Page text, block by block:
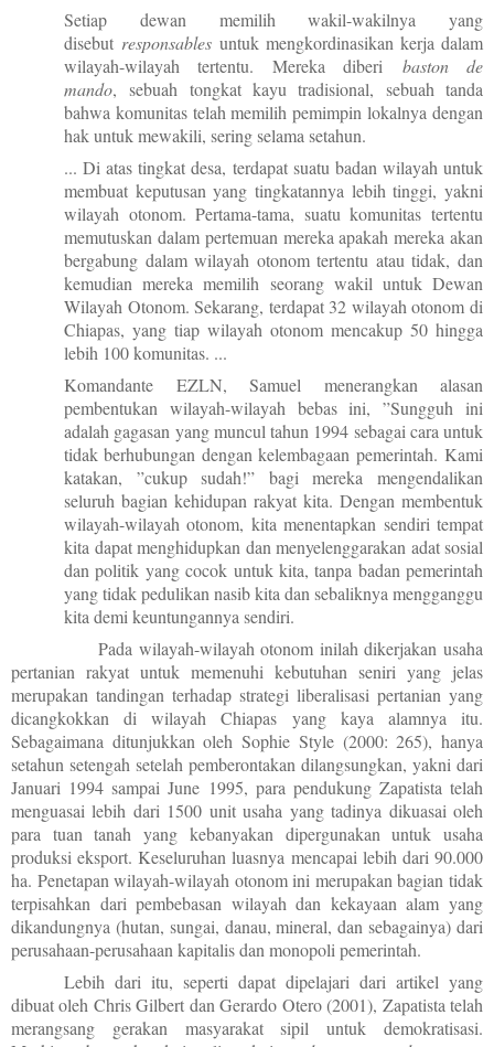
Setiap dewan memilih wakil-wakilnya yang
disebut responsables untuk mengkordinasikan kerja dalam
wilayah-wilayah tertentu. Mereka diberi baston de
mando, sebuah tongkat kayu tradisional, sebuah tanda
bahwa komunitas telah memilih pemimpin lokalnya dengan
hak untuk mewakili, sering selama setahun.
... Di atas tingkat desa, terdapat suatu badan wilayah untuk
membuat keputusan yang tingkatannya lebih tinggi, yakni
wilayah otonom. Pertama-tama, suatu komunitas tertentu
memutuskan dalam pertemuan mereka apakah mereka akan
bergabung dalam wilayah otonom tertentu atau tidak, dan
kemudian mereka memilih seorang wakil untuk Dewan
Wilayah Otonom. Sekarang, terdapat 32 wilayah otonom di
Chiapas, yang tiap wilayah otonom mencakup 50 hingga
lebih 100 komunitas. ...
Komandante EZLN, Samuel menerangkan alasan
pembentukan wilayah-wilayah bebas ini, ”Sungguh ini
adalah gagasan yang muncul tahun 1994 sebagai cara untuk
tidak berhubungan dengan kelembagaan pemerintah. Kami
katakan, ”cukup sudah!” bagi mereka mengendalikan
seluruh bagian kehidupan rakyat kita. Dengan membentuk
wilayah-wilayah otonom, kita menentapkan sendiri tempat
kita dapat menghidupkan dan menyelenggarakan adat sosial
dan politik yang cocok untuk kita, tanpa badan pemerintah
yang tidak pedulikan nasib kita dan sebaliknya mengganggu
kita demi keuntungannya sendiri.
Pada wilayah-wilayah otonom inilah dikerjakan usaha
pertanian rakyat untuk memenuhi kebutuhan seniri yang jelas
merupakan tandingan terhadap strategi liberalisasi pertanian yang
dicangkokkan di wilayah Chiapas yang kaya alamnya itu.
Sebagaimana ditunjukkan oleh Sophie Style (2000: 265), hanya
setahun setengah setelah pemberontakan dilangsungkan, yakni dari
Januari 1994 sampai June 1995, para pendukung Zapatista telah
menguasai lebih dari 1500 unit usaha yang tadinya dikuasai oleh
para tuan tanah yang kebanyakan dipergunakan untuk usaha
produksi eksport. Keseluruhan luasnya mencapai lebih dari 90.000
ha. Penetapan wilayah-wilayah otonom ini merupakan bagian tidak
terpisahkan dari pembebasan wilayah dan kekayaan alam yang
dikandungnya (hutan, sungai, danau, mineral, dan sebagainya) dari
perusahaan-perusahaan kapitalis dan monopoli pemerintah.
Lebih dari itu, seperti dapat dipelajari dari artikel yang
dibuat oleh Chris Gilbert dan Gerardo Otero (2001), Zapatista telah
merangsang gerakan masyarakat sipil untuk demokratisasi.